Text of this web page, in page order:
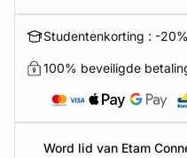
Studentenkorting : -
100% beveiligde
Word lid van Etam